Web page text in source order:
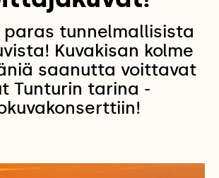
tunnelmallisista
Kuvakisan kolme
saanutta voittavat
Tunturin tarina -